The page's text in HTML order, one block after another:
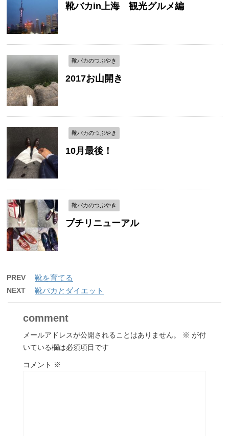
靴バカin上海 観光グルメ編
靴バカのつぶやき
2017お山開き
靴バカのつぶやき
10月最後！
靴バカのつぶやき
プチリニューアル
PREV 靴を育てる
NEXT 靴バカとダイエット
comment
メールアドレスが公開されることはありません。 ※ が付
いている欄は必須項目です
コメント ※